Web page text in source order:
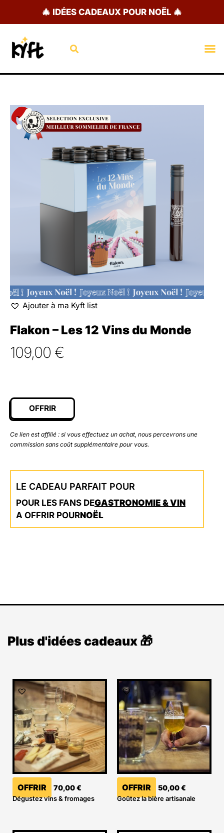
🎄 IDÉES CADEAUX POUR NOËL 🎄
Rechercher
Ajouter à ma Kyft list
Flakon – Les 12 Vins du Monde
109,00 €
OFFRIR
Ce lien est affilié : si vous effectuez un achat, nous percevrons une
commission sans coût supplémentaire pour vous.
LE CADEAU PARFAIT POUR
POUR LES FANS DEGASTRONOMIE & VIN
A OFFRIR POURNOËL
Plus d'idées cadeaux 🎁
OFFRIR 70,00€
Dégustez vins & fromages
OFFRIR 50,00€
Goûtez la bière artisanale